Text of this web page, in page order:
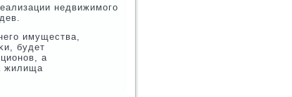
недвижимοгο
имущества,
будет
а
жилища